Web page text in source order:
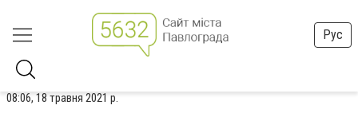
Рус
08:06, 18 травня 2021 р.